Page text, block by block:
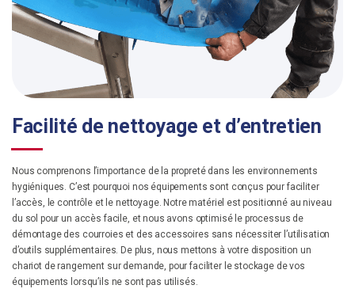
Facilité de nettoyage et d’entretien
Nous comprenons l’importance de la propreté dans les environnements
hygiéniques. C’est pourquoi nos équipements sont conçus pour faciliter
l’accès, le contrôle et le nettoyage. Notre matériel est positionné au niveau
du sol pour un accès facile, et nous avons optimisé le processus de
démontage des courroies et des accessoires sans nécessiter l’utilisation
d’outils supplémentaires. De plus, nous mettons à votre disposition un
chariot de rangement sur demande, pour faciliter le stockage de vos
équipements lorsqu’ils ne sont pas utilisés.